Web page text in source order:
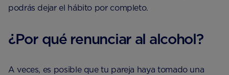
podrás dejar el hábito por completo.
¿Por qué renunciar al alcohol?
A veces, es posible que tu pareja haya tomado una